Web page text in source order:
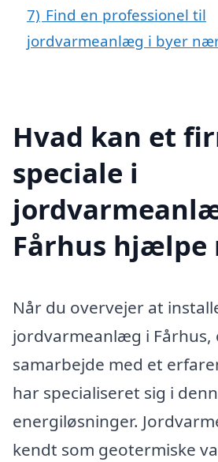
7) Find en professionel til
jordvarmeanlæg i byer
Hvad kan et
speciale i
Fårhus hjælpe
Når du overvejer at
jordvarmeanlæg i
samarbejde med et
har specialiseret sig i
energiløsninger.
kendt som geotermiske